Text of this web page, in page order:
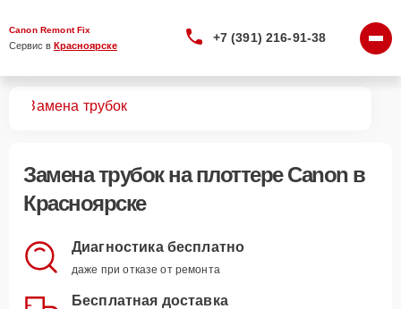
Canon Remont Fix
Сервис в Красноярске
+7 (391) 216-91-38
Замена трубок
Замена трубокна плоттере Canon в
Красноярске
Диагностика бесплатно
даже при отказе от ремонта
Бесплатная доставка